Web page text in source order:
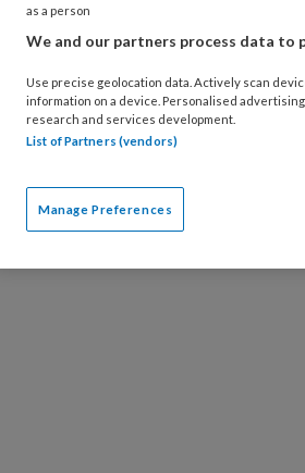
nagelaandoeningen. Ook
die in het blad door
as a person
We and our partners process data to
Use precise geolocation data. Actively scan
information on a device. Personalised
research and services development.
List of Partners (vendors)
Manage Preferences